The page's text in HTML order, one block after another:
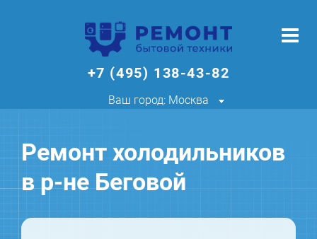
+7 (495) 138-43-82
Ваш город: Москва
Ремонт холодильников
в р-не Беговой